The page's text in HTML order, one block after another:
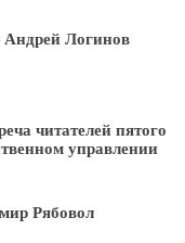
Логинов
читателей пятого
управлении
Рябовол